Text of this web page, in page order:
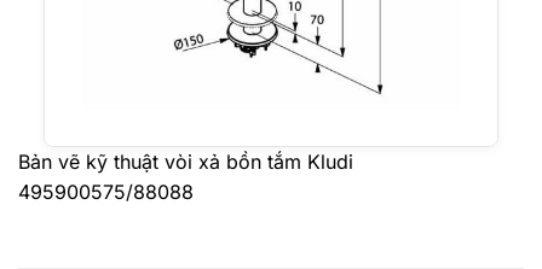
Bản vẽ kỹ thuật vòi xả bồn tắm Kludi
495900575/88088